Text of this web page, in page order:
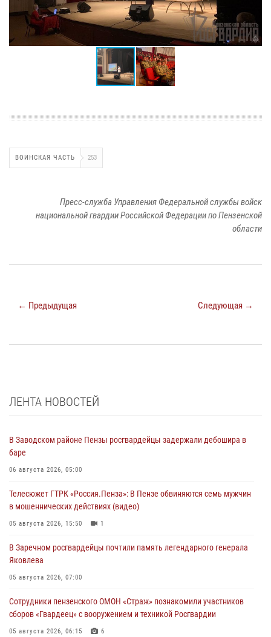
ВОИНСКАЯ ЧАСТЬ 253
Пресс-служба Управления Федеральной службы войск
национальной гвардии Российской Федерации по Пензенской
области
← Предыдущая Следующая →
ЛЕНТА НОВОСТЕЙ
В Заводском районе Пензы росгвардейцы задержали дебошира в
баре
06 августа 2026, 05:00
Телесюжет ГТРК «Россия.Пенза»: В Пензе обвиняются семь мужчин
в мошеннических действиях (видео)
05 августа 2026, 15:50 1
В Заречном росгвардейцы почтили память легендарного генерала
Яковлева
05 августа 2026, 07:00
Сотрудники пензенского ОМОН «Страж» познакомили участников
сборов «Гвардеец» с вооружением и техникой Росгвардии
05 августа 2026, 06:15 6